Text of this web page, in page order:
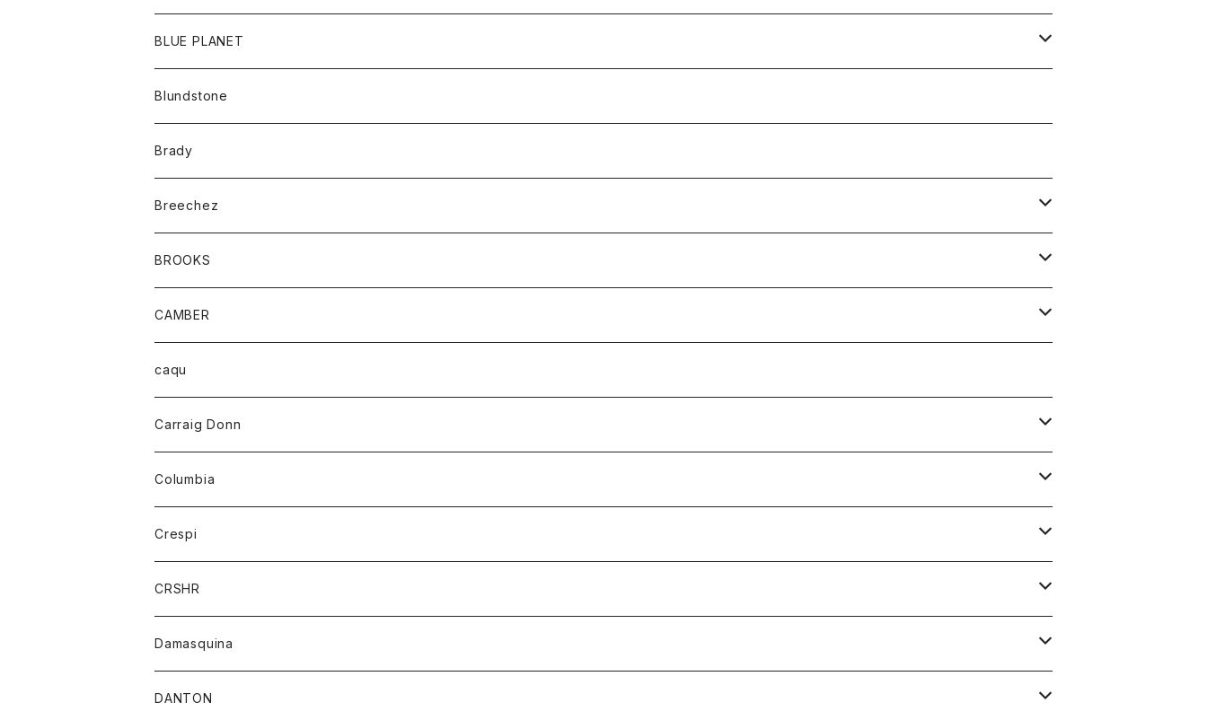
パンツ
アウター
カーディガン
コート
アクセサリー
バッグ
ベルト
キッズ
Tシャツ
グッズ
アンダーウェアー
カードホルダー
チーフ
バンダナ
トップス
カーディガン
トレーナー
パーカー
ボトム
オーバーオール
ショートパンツ
レディース
オーバーオール
カーディガン
BLUE PLANET
サングラス
Blundstone
Brady
Breechez
シャツ
BROOKS
グッズ
靴
CAMBER
トップス
ハーフスリーブTシャツ
caqu
Carraig Donn
ニット
Columbia
アウター
ジャケット
Crespi
ジャケット
ワンピース
ブラウス
CRSHR
キャップ
Damasquina
ウォレット
DANTON